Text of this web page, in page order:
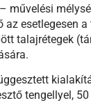
művelési
az esetlegesen
talajrétegek
tengellyel,